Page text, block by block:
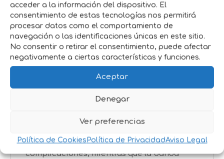
acceder a la información del dispositivo. El
consentimiento de estas tecnologías nos permitirá
procesar datos como el comportamiento de
navegación o las identificaciones únicas en este sitio.
No consentir o retirar el consentimiento, puede afectar
negativamente a ciertas características y funciones.
Aceptar
Denegar
Ver preferencias
Política de Cookies Política de PrivacidadAviso Legal
Disponible en diferentes tamaños.
Beneficios:
Comodidad y seguridad combinadas:
Gracias a los materiales de alta calidad, tu
perro se sentirá cómodo, y tú tendrás la
tranquilidad de saber que está bien
protegido en cada paseo.
liberación rápida de la correa hace que
colocar y retirar el bozal sea rápido y sin
complicaciones, mientras que la banda